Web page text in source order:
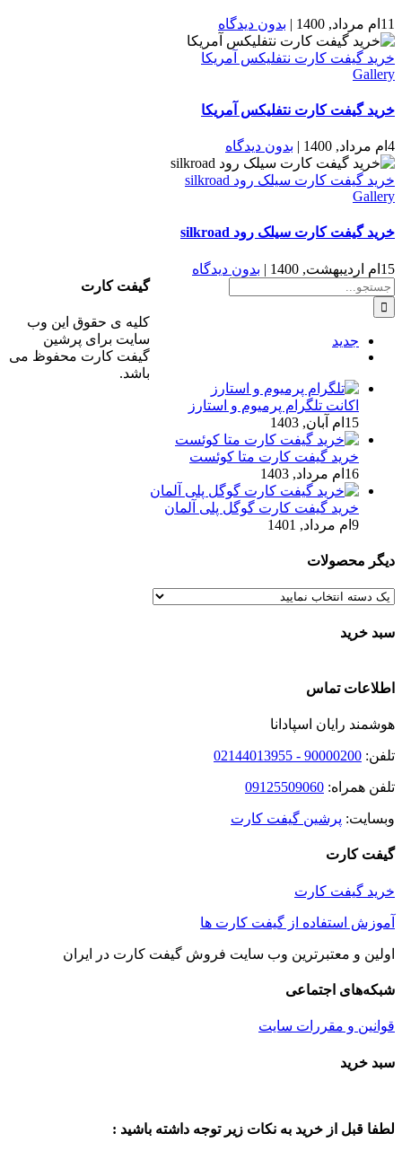
11ام مرداد, 1400 | بدون ديدگاه
خرید گیفت کارت نتفلیکس آمریکا
Gallery
خرید گیفت کارت نتفلیکس آمریکا
4ام مرداد, 1400 | بدون ديدگاه
خرید گیفت کارت سیلک رود silkroad
Gallery
خرید گیفت کارت سیلک رود silkroad
15ام اردیبهشت, 1400 | بدون ديدگاه
جستجو
برای:
جدید
اکانت تلگرام پرمیوم و استارز
15ام آبان, 1403
خرید گیفت کارت متا کوئست
16ام مرداد, 1403
خرید گیفت کارت گوگل پلی آلمان
9ام مرداد, 1401
دیگر محصولات
سبد خرید
گیفت کارت
کلیه ی حقوق این وب
سایت برای پرشین
گیفت کارت محفوظ می
باشد.
اطلاعات تماس
هوشمند رایان اسپادانا
تلفن: 90000200 - 02144013955
تلفن همراه: 09125509060
وبسایت: پرشین گیفت کارت
گیفت کارت
خرید گیفت کارت
آموزش استفاده از گیفت کارت ها
اولین و معتبرترین وب سایت فروش گیفت کارت در ایران
شبکه‌های اجتماعی
قوانین و مقررات سایت
Toggle
سبد خرید
لطفا قبل از خرید به نکات زیر توجه داشته باشید :